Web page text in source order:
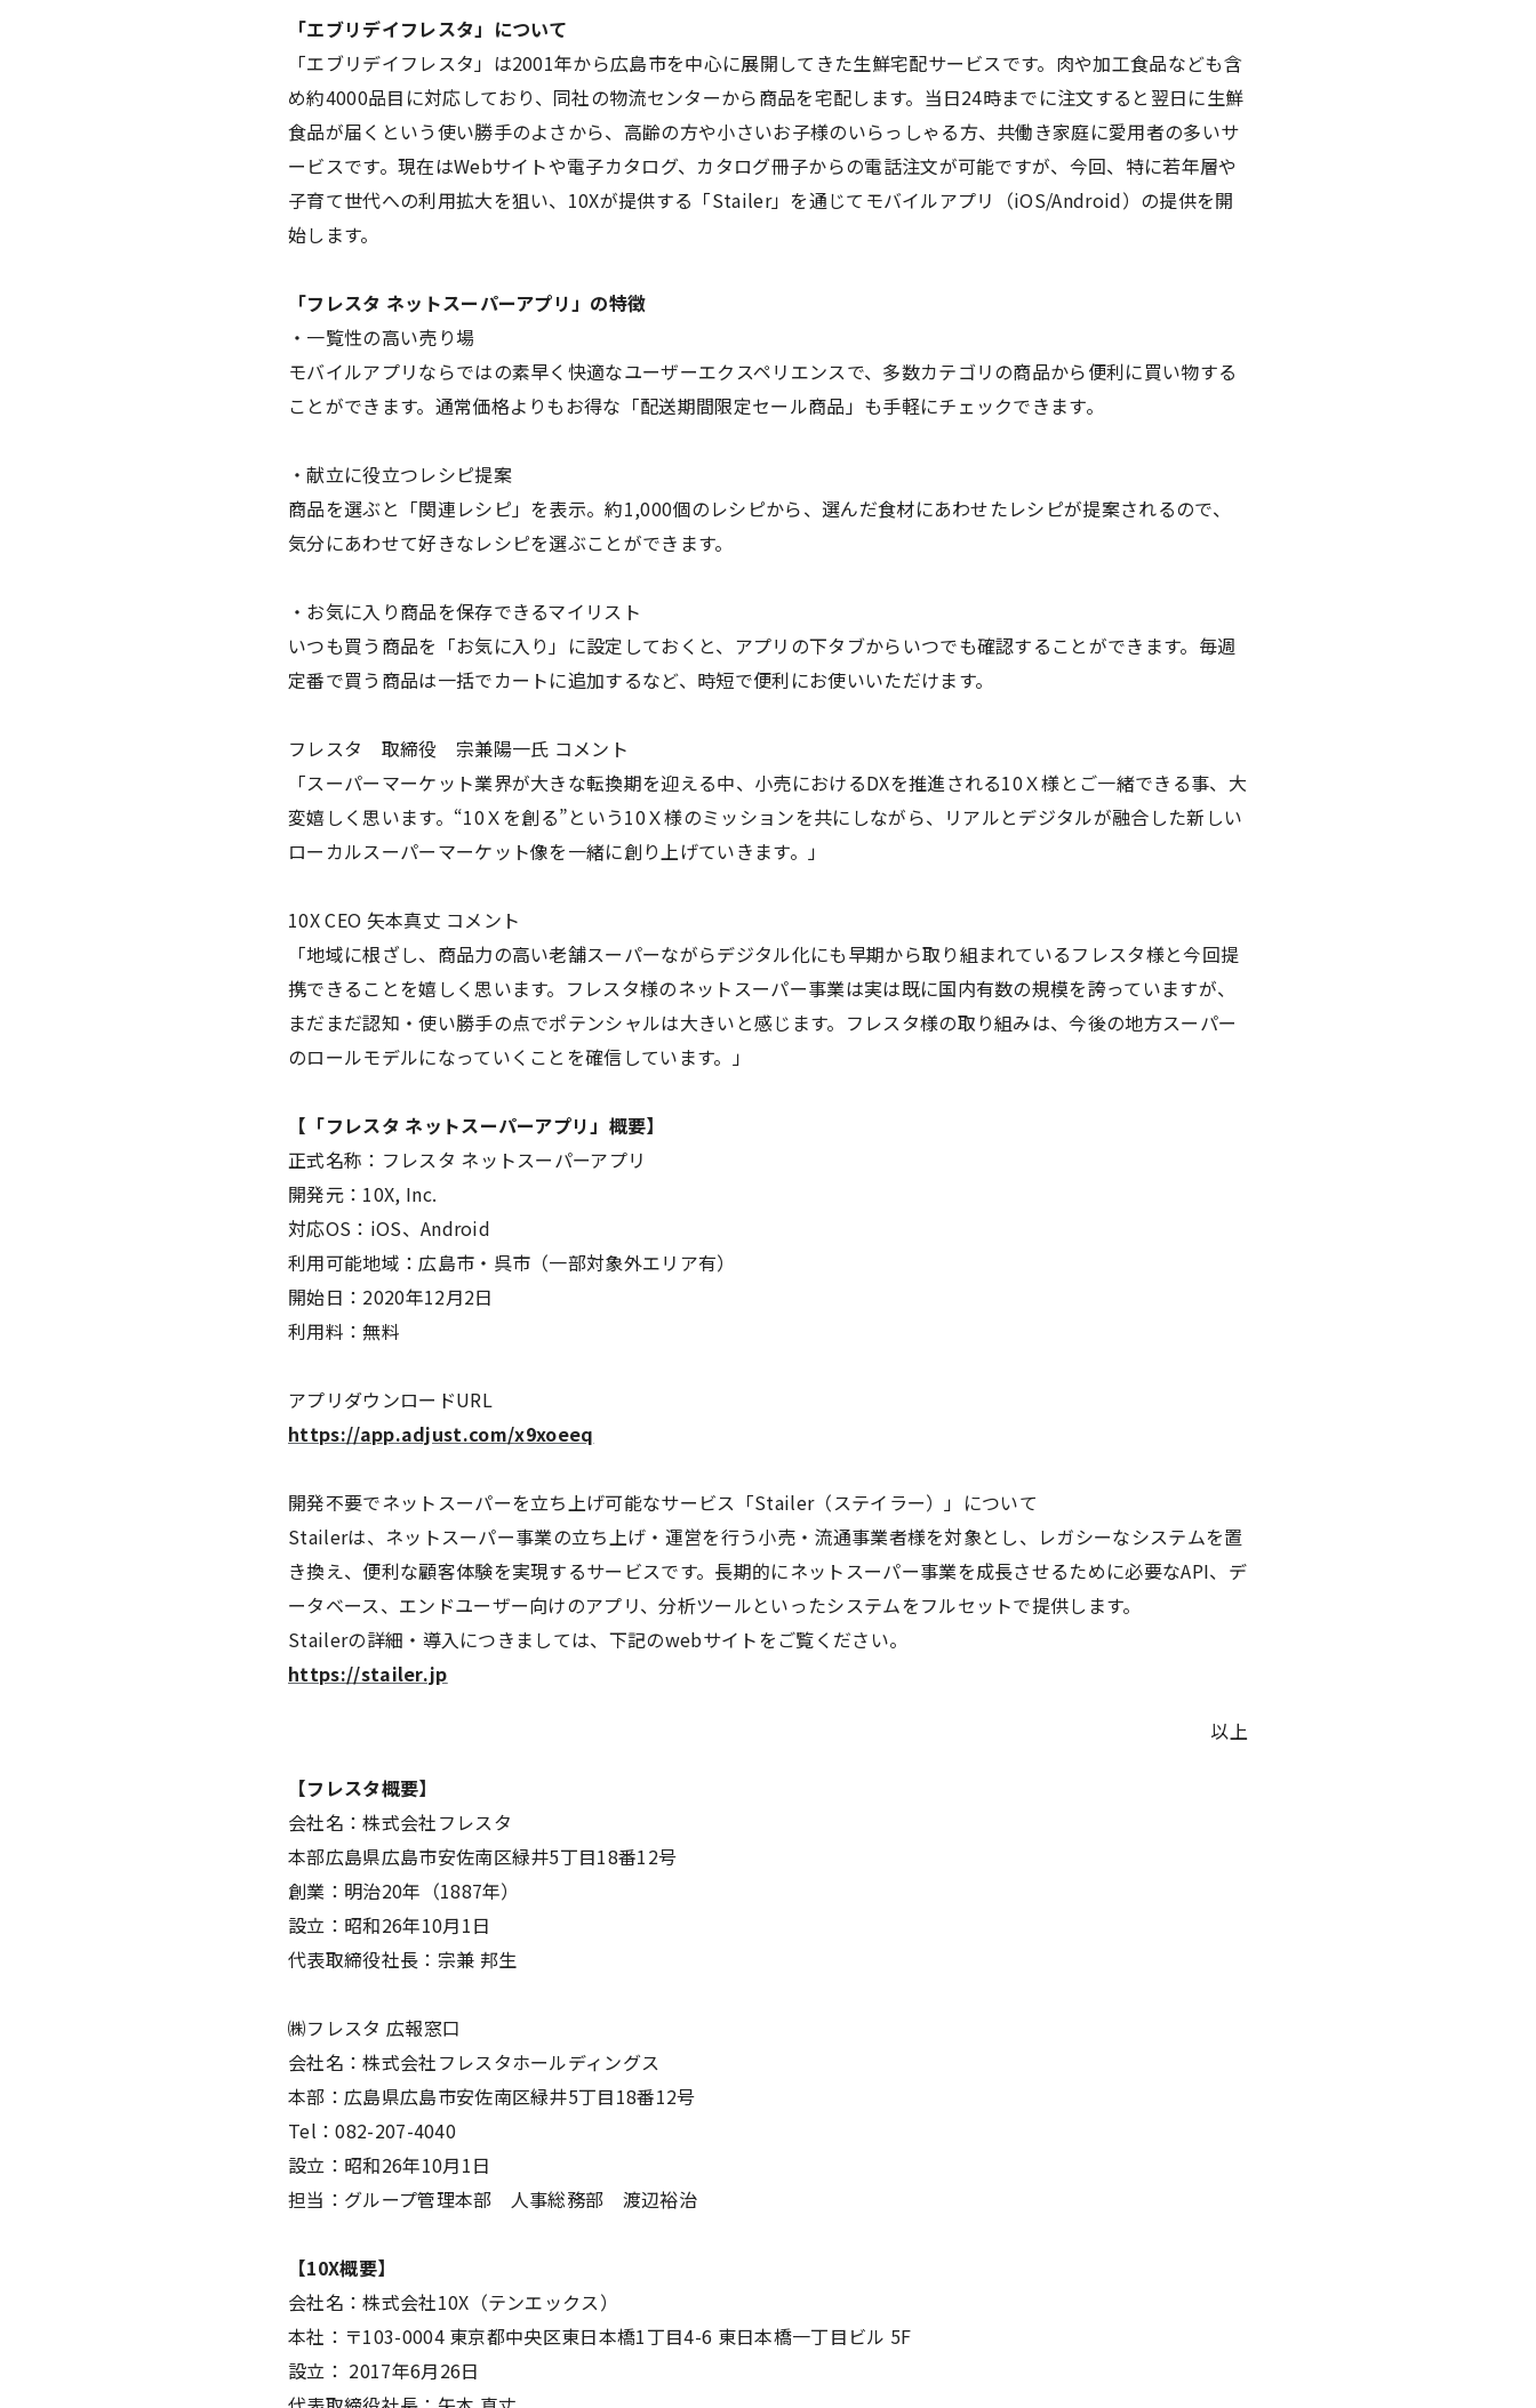
「エブリデイフレスタ」について
「エブリデイフレスタ」は2001年から広島市を中心に展開してきた生鮮宅配サービスです。肉や加工食品なども含
め約4000品目に対応しており、同社の物流センターから商品を宅配します。当日24時までに注文すると翌日に生鮮
食品が届くという使い勝手のよさから、高齢の方や小さいお子様のいらっしゃる方、共働き家庭に愛用者の多いサ
ービスです。現在はWebサイトや電子カタログ、カタログ冊子からの電話注文が可能ですが、今回、特に若年層や
子育て世代への利用拡大を狙い、10Xが提供する「Stailer」を通じてモバイルアプリ（iOS/Android）の提供を開
始します。
「フレスタ ネットスーパーアプリ」の特徴
・一覧性の高い売り場
モバイルアプリならではの素早く快適なユーザーエクスペリエンスで、多数カテゴリの商品から便利に買い物する
ことができます。通常価格よりもお得な「配送期間限定セール商品」も手軽にチェックできます。
・献立に役立つレシピ提案
商品を選ぶと「関連レシピ」を表示。約1,000個のレシピから、選んだ食材にあわせたレシピが提案されるので、
気分にあわせて好きなレシピを選ぶことができます。
・お気に入り商品を保存できるマイリスト
いつも買う商品を「お気に入り」に設定しておくと、アプリの下タブからいつでも確認することができます。毎週
定番で買う商品は一括でカートに追加するなど、時短で便利にお使いいただけます。
フレスタ 取締役 宗兼陽一氏 コメント
「スーパーマーケット業界が大きな転換期を迎える中、小売におけるDXを推進される10Ｘ様とご一緒できる事、大
変嬉しく思います。“10Ｘを創る”という10Ｘ様のミッションを共にしながら、リアルとデジタルが融合した新しい
ローカルスーパーマーケット像を一緒に創り上げていきます。」
10X CEO 矢本真丈 コメント
「地域に根ざし、商品力の高い老舗スーパーながらデジタル化にも早期から取り組まれているフレスタ様と今回提
携できることを嬉しく思います。フレスタ様のネットスーパー事業は実は既に国内有数の規模を誇っていますが、
まだまだ認知・使い勝手の点でポテンシャルは大きいと感じます。フレスタ様の取り組みは、今後の地方スーパー
のロールモデルになっていくことを確信しています。」
【「フレスタ ネットスーパーアプリ」概要】
正式名称：フレスタ ネットスーパーアプリ
開発元：10X, Inc.
対応OS：iOS、Android
利用可能地域：広島市・呉市（一部対象外エリア有）
開始日：2020年12月2日
利用料：無料
アプリダウンロードURL
https://app.adjust.com/x9xoeeq
開発不要でネットスーパーを立ち上げ可能なサービス「Stailer（ステイラー）」について
Stailerは、ネットスーパー事業の立ち上げ・運営を行う小売・流通事業者様を対象とし、レガシーなシステムを置
き換え、便利な顧客体験を実現するサービスです。長期的にネットスーパー事業を成長させるために必要なAPI、デ
ータベース、エンドユーザー向けのアプリ、分析ツールといったシステムをフルセットで提供します。
Stailerの詳細・導入につきましては、下記のwebサイトをご覧ください。
https://stailer.jp
以上
【フレスタ概要】
会社名：株式会社フレスタ
本部広島県広島市安佐南区緑井5丁目18番12号
創業：明治20年（1887年）
設立：昭和26年10月1日
代表取締役社長：宗兼 邦生
㈱フレスタ 広報窓口
会社名：株式会社フレスタホールディングス
本部：広島県広島市安佐南区緑井5丁目18番12号
Tel：082-207-4040
設立：昭和26年10月1日
担当：グループ管理本部 人事総務部 渡辺裕治
【10X概要】
会社名：株式会社10X（テンエックス）
本社：〒103-0004 東京都中央区東日本橋1丁目4-6 東日本橋一丁目ビル 5F
設立： 2017年6月26日